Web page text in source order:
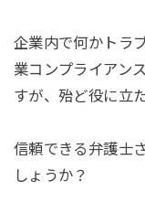
企業内で何かトラ
業コンプライアン
すが、殆ど役に立
信頼できる弁護士
しょうか？